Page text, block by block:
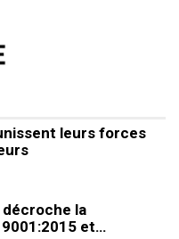
leurs forces
décroche la
et…